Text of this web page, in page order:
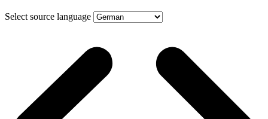
Select source language